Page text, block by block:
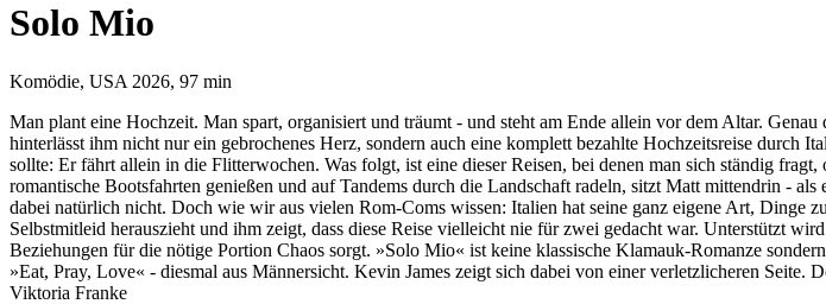
Solo Mio
Komödie, USA 2026, 97 min
Man plant eine Hochzeit. Man spart, organisiert und träumt - und steht am Ende allein vor dem Altar.
hinterlässt ihm nicht nur ein gebrochenes Herz, sondern auch eine komplett bezahlte Hochzeitsreise durch
sollte: Er fährt allein in die Flitterwochen. Was folgt, ist eine dieser Reisen, bei denen man sich ständig
romantische Bootsfahrten genießen und auf Tandems durch die Landschaft radeln, sitzt Matt mittendrin -
dabei natürlich nicht. Doch wie wir aus vielen Rom-Coms wissen: Italien hat seine ganz eigene Art,
Selbstmitleid herauszieht und ihm zeigt, dass diese Reise vielleicht nie für zwei gedacht war. Unterstützt
Beziehungen für die nötige Portion Chaos sorgt. »Solo Mio« ist keine klassische Klamauk-Romanze
»Eat, Pray, Love« - diesmal aus Männersicht. Kevin James zeigt sich dabei von einer verletzlicheren
Viktoria Franke